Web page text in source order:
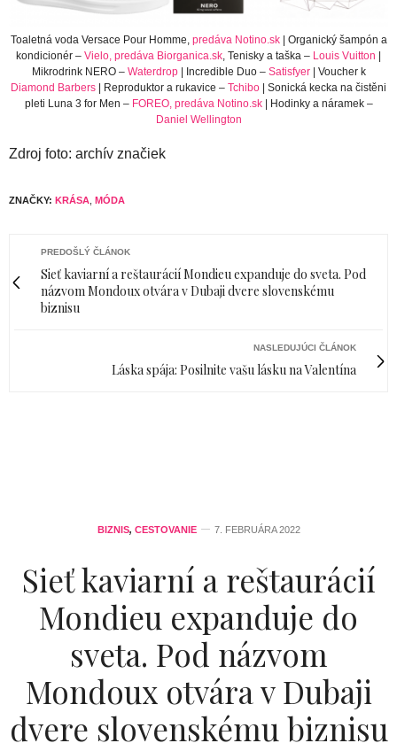
Toaletná voda Versace Pour Homme, predáva Notino.sk| Organický šampón a
kondicionér – Vielo, predáva Biorganica.sk, Tenisky a taška – Louis Vuitton
Mikrodrink NERO – Waterdrop| Incredible Duo – Satisfyer| Voucher k
Diamond Barbers | Reproduktor a rukavice – Tchibo | Sonická kecka na čistěni
pleti Luna 3 for Men – FOREO, predáva Notino.sk| Hodinky a náramek –
Daniel Wellington
Zdroj foto: archív značiek
ZNAČKY: KRÁSA MÓDA
PREDOŠLÝ ČLÁNOK
Sieť kaviarní a reštaurácií Mondieu expanduje do sveta. Pod
názvom Mondoux otvára v Dubaji dvere slovenskému
biznisu
NASLEDUJÚCI ČLÁNOK
Láska spája: Posilnite vašu lásku na Valentína
BIZNIS, CESTOVANIE 7. FEBRUÁRA 2022
Sieť kaviarní a reštaurácií
Mondieu expanduje do
sveta. Pod názvom
Mondoux otvára v Dubaji
dvere slovenskému biznisu